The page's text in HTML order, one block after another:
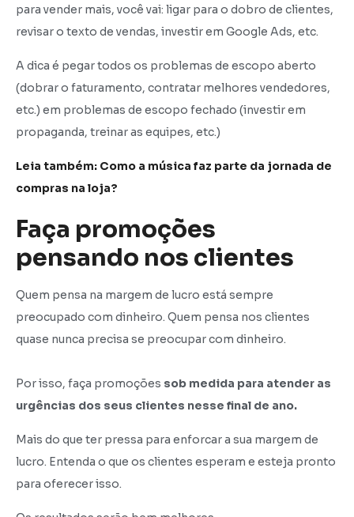
para vender mais, você vai: ligar para o dobro de clientes,
revisar o texto de vendas, investir em Google Ads, etc.
A dica é pegar todos os problemas de escopo aberto
(dobrar o faturamento, contratar melhores vendedores,
etc.) em problemas de escopo fechado (investir em
propaganda, treinar as equipes, etc.)
Leia também: Como a música faz parte da jornada de
compras na loja?
Faça promoções
pensando nos clientes
Quem pensa na margem de lucro está sempre
preocupado com dinheiro. Quem pensa nos clientes
quase nunca precisa se preocupar com dinheiro.
Por isso, faça promoções sob medida para atender as
urgências dos seus clientes nesse final de ano.
Mais do que ter pressa para enforcar a sua margem de
lucro. Entenda o que os clientes esperam e esteja pronto
para oferecer isso.